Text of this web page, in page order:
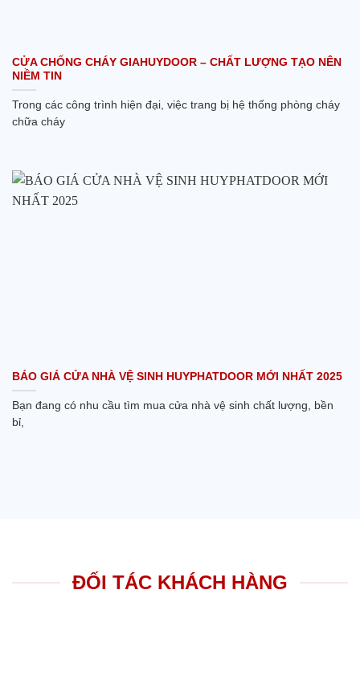
CỬA CHỐNG CHÁY GIAHUYDOOR – CHẤT LƯỢNG TẠO NÊN
NIỀM TIN
Trong các công trình hiện đại, việc trang bị hệ thống phòng cháy
chữa cháy
BÁO GIÁ CỬA NHÀ VỆ SINH HUYPHATDOOR MỚI NHẤT 2025
Bạn đang có nhu cầu tìm mua cửa nhà vệ sinh chất lượng, bền
bỉ,
ĐỐI TÁC KHÁCH HÀNG